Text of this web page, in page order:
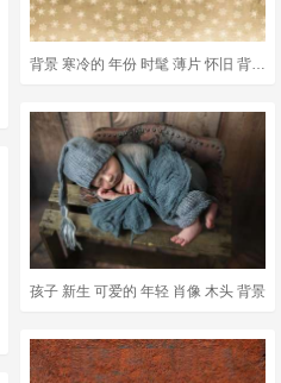
孩子 新生 可爱的 年轻 肖像 木头 背景